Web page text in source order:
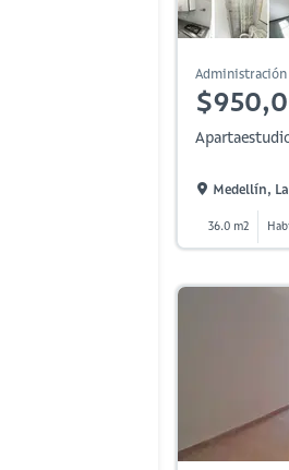
Medellín,
36.0 m2